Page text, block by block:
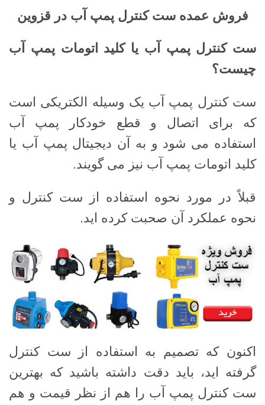
فروش عمده ست کنترل پمپ آب در قزوین
ست کنترل پمپ آب یا کلید اتومات پمپ آب
چیست؟
ست کنترل پمپ آب یک وسیله الکتریکی است
که برای اتصال و قطع خودکار پمپ آب
استفاده می شود و به آن دیجیتال پمپ آب یا
کلید اتومات پمپ آب نیز می گویند.
قبلاً در مورد نحوه استفاده از ست کنترل و
نحوه عملکرد آن صحبت کرده اید.
اکنون که تصمیم به استفاده از ست کنترل
گرفته اید، باید دقت داشته باشید که بهترین
ست کنترل پمپ آب را هم از نظر قیمت و هم